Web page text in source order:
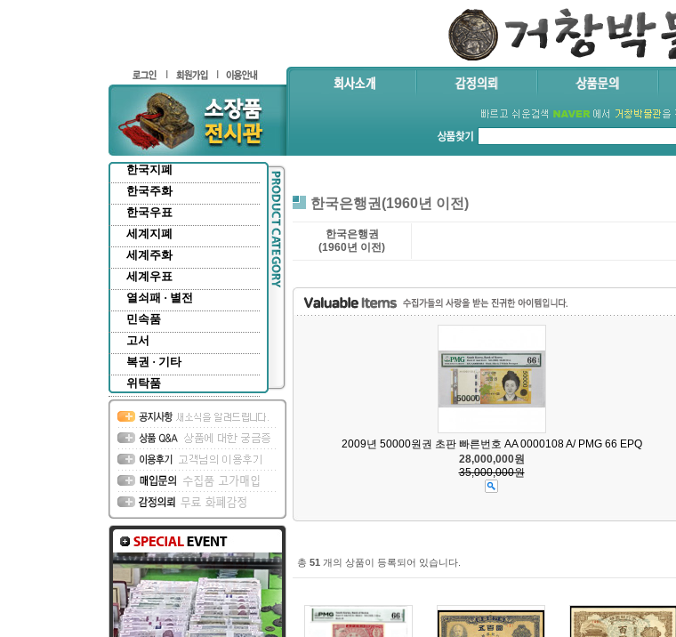
한국지폐
한국주화
한국우표
세계지폐
세계주화
세계우표
열쇠패 · 별전
민속품
고서
복권 · 기타
위탁품
한국은행권(1960년 이전)
한국은행권
(1960년 이전)
2009년 50000원권 초판 빠른번호 AA 0000108 A/ PMG 66 EPQ
28,000,000원
35,000,000원
총 51 개의 상품이 등록되어 있습니다.